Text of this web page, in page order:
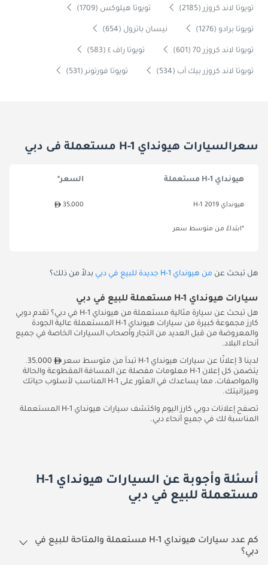
تويوتا لاند كروزر (2185) تويوتا هيلوكس (1709)
تويوتا برادو (1276) نيسان باترول (654)
تويوتا لاند كروزر 70 (601) تويوتا راف ٤ (583)
تويوتا لاند كروزر بيك آب (534) تويوتا فورتونر (531)
سعرالسيارات هيونداي H-1 مستعملة فى دبي
هيونداي H-1 مستعملة السعر*
هيونداي H-1 2019 35,000
*ابتداءً من متوسط سعر
هل تبحث عن من هيونداي H-1 جديدة للبيع في دبي بدلاً من ذلك؟
سيارات هيونداي H-1 مستعملة للبيع في دبي
هل تبحث عن سيارة مثالية مستعملة من هيونداي H-1 في دبي؟ تقدم دوبي
كارز مجموعة كبيرة من سيارات هيونداي H-1 المستعملة عالية الجودة
والمعروضة من قبل العديد من التجار وأصحاب السيارات الخاصة في جميع
أنحاء البلاد.
لدينا 3 إعلانًا عن سيارات هيونداي H-1 تبدأ من متوسط سعر
35,000.
يتضمن كل إعلان H-1 معلومات مفصلة عن المسافة المقطوعة والحالة
والمواصفات، مما يساعدك في العثور على H-1 المناسب لأسلوب حياتك
وميزانيتك.
تصفح إعلانات دوبي كارز اليوم واكتشف سيارات هيونداي H-1 المستعملة
المناسبة لك في جميع أنحاء دبي.
أسئلة وأجوبة عن السيارات هيونداي H-1
مستعملة للبيع في دبي
كم عدد سيارات هيونداي H-1 مستعملة والمتاحة للبيع في
دبي؟